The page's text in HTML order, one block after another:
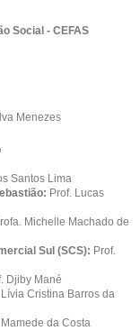
Social - CEFAS
Menezes
Santos Lima
Prof. Lucas
Michelle Machado de
Sul (SCS): Prof.
Djiby Mané
Lívia Cristina Barros da
da Costa